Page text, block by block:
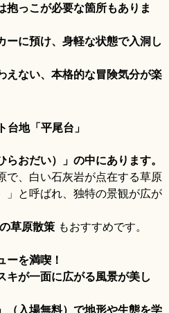
抱っこが必要な箇所もありま
ーに預け、身軽な状態で入洞し
えない、本格的な冒険気分が楽
台地「平尾台」
おだい）」の中にあります。
で、白い石灰岩が点在する草原
」と呼ばれ、独特の景観が広が
草原散策 もおすすめです。
ーを満喫！
キが一面に広がる風景が美し
（入場無料）で地形や生態を学